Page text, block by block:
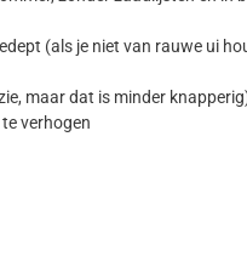
(als je niet van rauwe ui
maar dat is minder
verhogen